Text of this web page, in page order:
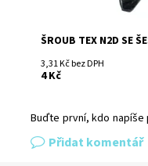
ŠROUB TEX N2D SE
3,31 Kč bez DPH
4 Kč
Buďte první, kdo
Přidat komentář